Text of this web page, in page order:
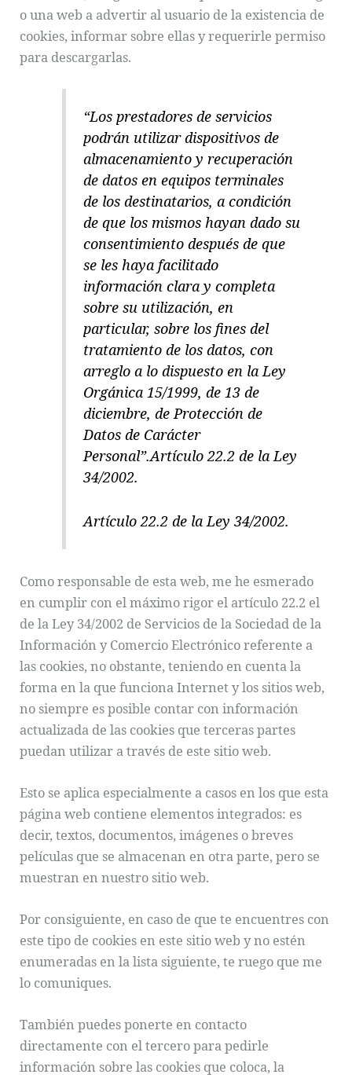
o una web a advertir al usuario de la existencia de
cookies, informar sobre ellas y requerirle permiso
para descargarlas.
“Los prestadores de servicios
podrán utilizar dispositivos de
almacenamiento y recuperación
de datos en equipos terminales
de los destinatarios, a condición
de que los mismos hayan dado su
consentimiento después de que
se les haya facilitado
información clara y completa
sobre su utilización, en
particular, sobre los fines del
tratamiento de los datos, con
arreglo a lo dispuesto en la Ley
Orgánica 15/1999, de 13 de
diciembre, de Protección de
Datos de Carácter
Personal”.Artículo 22.2 de la Ley
34/2002.
Artículo 22.2 de la Ley 34/2002.
Como responsable de esta web, me he esmerado
en cumplir con el máximo rigor el artículo 22.2 el
de la Ley 34/2002 de Servicios de la Sociedad de la
Información y Comercio Electrónico referente a
las cookies, no obstante, teniendo en cuenta la
forma en la que funciona Internet y los sitios web,
no siempre es posible contar con información
actualizada de las cookies que terceras partes
puedan utilizar a través de este sitio web.
Esto se aplica especialmente a casos en los que esta
página web contiene elementos integrados: es
decir, textos, documentos, imágenes o breves
películas que se almacenan en otra parte, pero se
muestran en nuestro sitio web.
Por consiguiente, en caso de que te encuentres con
este tipo de cookies en este sitio web y no estén
enumeradas en la lista siguiente, te ruego que me
lo comuniques.
También puedes ponerte en contacto
directamente con el tercero para pedirle
información sobre las cookies que coloca, la